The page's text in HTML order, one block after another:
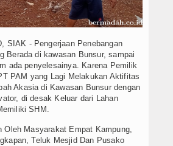
SIAK - Pengerjaan Penebangan
Berada di kawasan Bunsur, sampai
ada penyelesainya. Karena Pemilik
PAM yang Lagi Melakukan Aktifitas
Akasia di Kawasan Bunsur dengan
di desak Keluar dari Lahan
SHM.
Oleh Masyarakat Empat Kampung,
Teluk Mesjid Dan Pusako